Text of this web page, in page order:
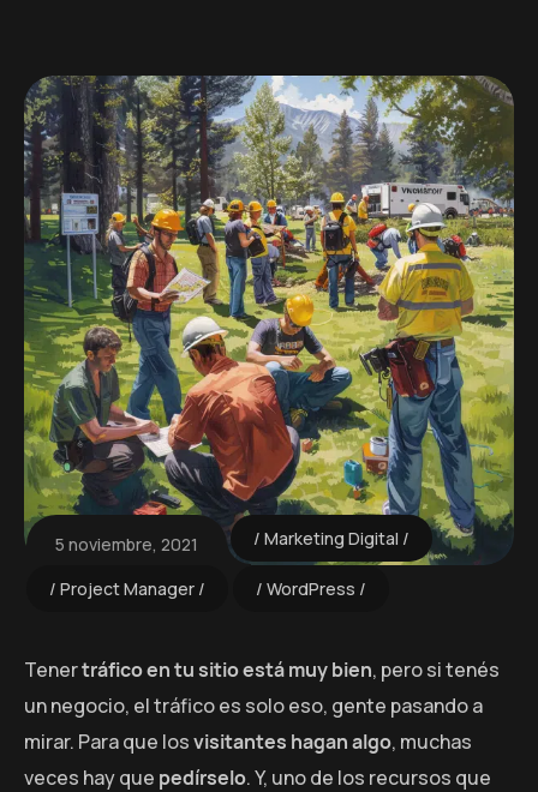
5 noviembre, 2021 Marketing Digital
Project Manager WordPress
Tenertráfico en tu sitio está muy bien, pero si tenés
un negocio, el tráfico es solo eso, gente pasando a
mirar. Para que losvisitantes hagan algo, muchas
veces hay que pedírselo. Y, uno de los recursos que